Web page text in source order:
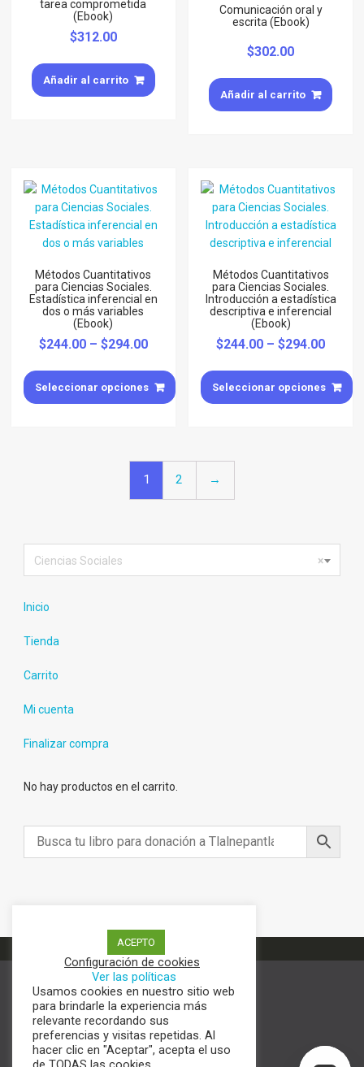
tarea comprometida
(Ebook)
$312.00
Añadir al carrito
Comunicación oral y
escrita (Ebook)
$302.00
Añadir al carrito
Métodos Cuantitativos
para Ciencias Sociales.
Estadística inferencial en
dos o más variables
(Ebook)
$244.00– $294.00
Seleccionar opciones
Métodos Cuantitativos
para Ciencias Sociales.
Introducción a estadística
descriptiva e inferencial
(Ebook)
$244.00 –$294.00
Seleccionar opciones
1 2 →
×
Ciencias Sociales
Inicio
Tienda
Carrito
Mi cuenta
Finalizar compra
No hay productos en el carrito.
Términos y condiciones
Aviso de Privacidad
Política de cookies
ACEPTO
Configuración de cookies
Ver las políticas
Usamos cookies en nuestro sitio web
para brindarle la experiencia más
relevante recordando sus
preferencias y visitas repetidas. Al
hacer clic en "Aceptar", acepta el uso